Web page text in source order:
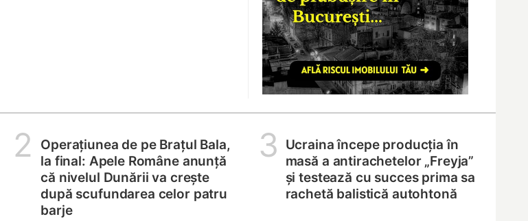
2
Operațiunea de pe Brațul Bala,
la final: Apele Române anunță
că nivelul Dunării va crește
după scufundarea celor patru
barje
3
Ucraina începe producția în
masă a antirachetelor „Freyja”
și testează cu succes prima sa
rachetă balistică autohtonă